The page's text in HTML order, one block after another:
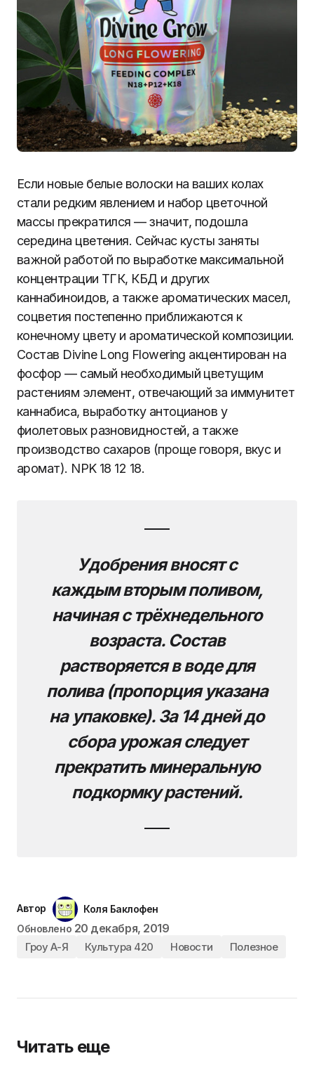
Если новые белые волоски на ваших колах
стали редким явлением и набор цветочной
массы прекратился — значит, подошла
середина цветения. Сейчас кусты заняты
важной работой по выработке максимальной
концентрации ТГК, КБД и других
каннабиноидов, а также ароматических масел,
соцветия постепенно приближаются к
конечному цвету и ароматической композиции.
Состав Divine Long Flowering акцентирован на
фосфор — самый необходимый цветущим
растениям элемент, отвечающий за иммунитет
каннабиса, выработку антоцианов у
фиолетовых разновидностей, а также
производство сахаров (проще говоря, вкус и
аромат). NPK 18 12 18.
Удобрения вносят с
каждым вторым поливом,
начиная с трёхнедельного
возраста. Состав
растворяется в воде для
полива (пропорция указана
на упаковке). За 14 дней до
сбора урожая следует
прекратить минеральную
подкормку растений.
Автор
Коля Баклофен
Обновлено 20 декабря, 2019
Гроу А-Я Культура 420 Новости Полезное
Читать еще